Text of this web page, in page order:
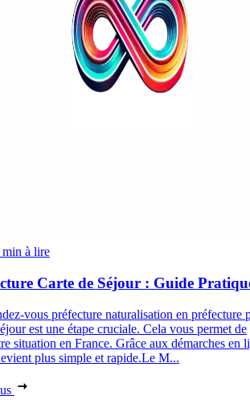
min à lire
Carte de Séjour : Guide
vous préfecture naturalisation en préfecture
est une étape cruciale. Cela vous permet de
situation en France. Grâce aux démarches en
plus simple et rapide.Le M...